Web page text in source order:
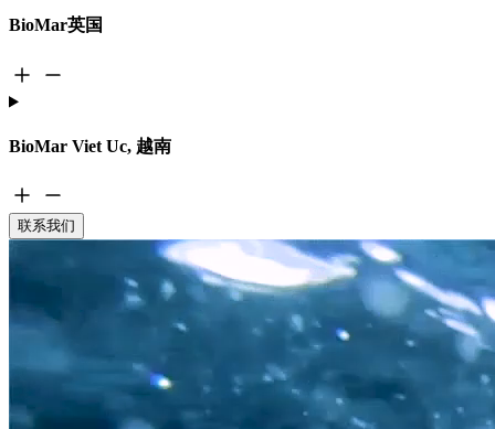
BioMar英国
BioMar Viet Uc, 越南
联系我们